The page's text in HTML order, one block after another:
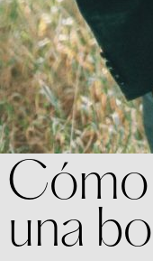
Cómo
una